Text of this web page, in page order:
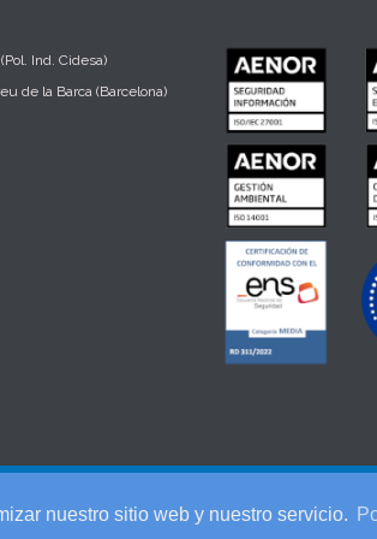
nuestro sitio web y nuestro servicio.
Ind. Cidesa)
de la Barca (Barcelona)
c/Dels Pous, 20 (Pol. Ind. Cidesa) 08740 Sant
93 682 56 11 -Aviso Legal-Política de Cookies -